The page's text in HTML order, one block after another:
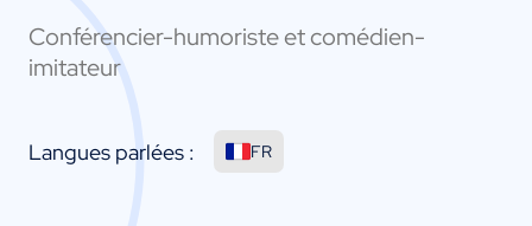
Conférencier-humoriste et comédien-
imitateur
Langues parlées : FR